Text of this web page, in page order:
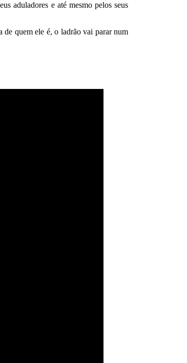
aduladores e até mesmo pelos seus
quem ele é, o ladrão vai parar num